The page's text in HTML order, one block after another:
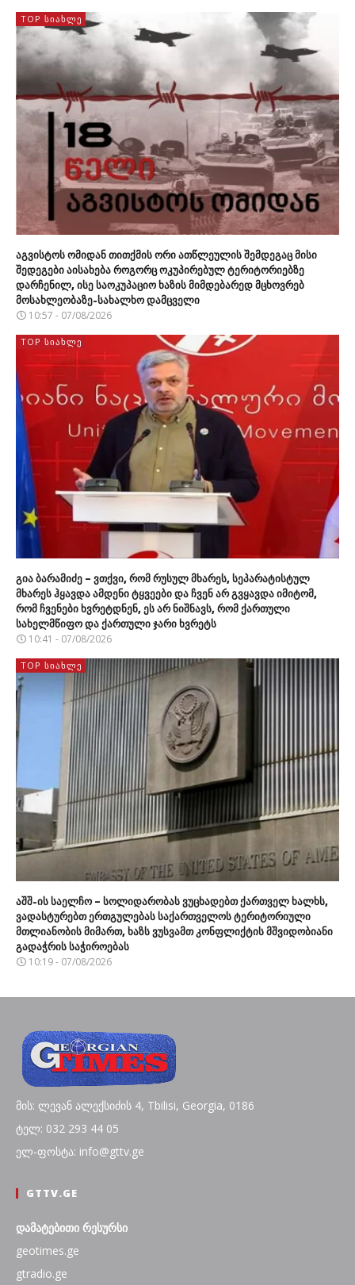
TOP ᲡᲘᲐᲮᲚᲔ
აგვისტოს ომიდან თითქმის ორი ათწლეულის შემდეგაც მისი
შედეგები აისახება როგორც ოკუპირებულ ტერიტორიებზე
დარჩენილ, ისე საოკუპაციო ხაზის მიმდებარედ მცხოვრებ
მოსახლეობაზე-სახალხო დამცველი
10:57 - 07/08/2026
TOP ᲡᲘᲐᲮᲚᲔ
გია ბარამიძე – ვთქვი, რომ რუსულ მხარეს, სეპარატისტულ
მხარეს ჰყავდა ამდენი ტყვეები და ჩვენ არ გვყავდა იმიტომ,
რომ ჩვენები ხვრეტდნენ, ეს არ ნიშნავს, რომ ქართული
სახელმწიფო და ქართული ჯარი ხვრეტს
10:41 - 07/08/2026
TOP ᲡᲘᲐᲮᲚᲔ
აშშ-ის საელჩო – სოლიდარობას ვუცხადებთ ქართველ ხალხს,
ვადასტურებთ ერთგულებას საქართველოს ტერიტორიული
მთლიანობის მიმართ, ხაზს ვუსვამთ კონფლიქტის მშვიდობიანი
გადაჭრის საჭიროებას
10:19 - 07/08/2026
მის: ლევან ალექსიძის 4, Tbilisi, Georgia, 0186
ტელ: 032 293 44 05
ელ-ფოსტა: info@gttv.ge
GTTV.GE
დამატებითი რესურსი
geotimes.ge
gtradio.ge